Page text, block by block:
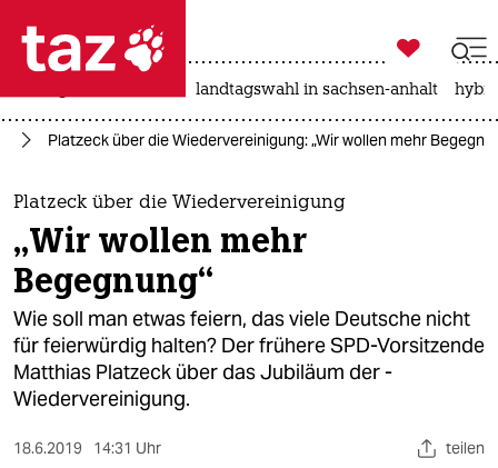
 taz zahl ich
taz zahl ich
themen
politik
öko
gesellschaft
kultur
sport

taz zahl ich
landtagswahl in sachsen-anhalt
Platzeck über die ­Wiedervereinigung: „Wir wollen mehr
Platzeck über die ­Wiedervereinigung
„Wir wollen mehr
Begegnung“
Wie soll man etwas feiern, das viele Deutsche nicht
für feierwürdig halten? Der frühere SPD-Vorsitzende
Matthias Platzeck über das Jubiläum der ­
Wiedervereinigung.
18.6.2019 14:31 Uhr teilen